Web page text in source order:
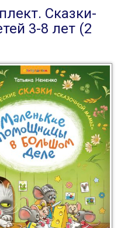
Сказки-
3-8 лет (2